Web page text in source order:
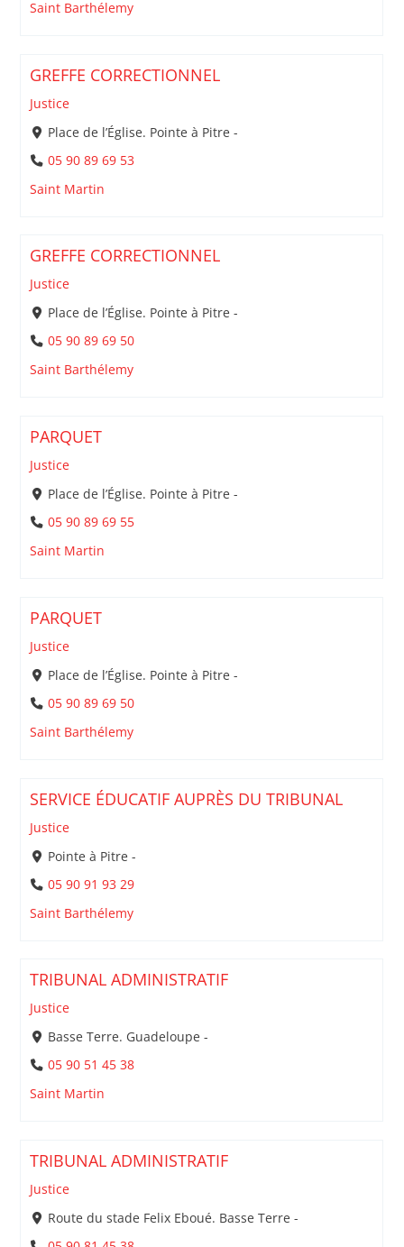
Saint Barthélemy
GREFFE CORRECTIONNEL
Justice
Place de l’Église. Pointe à Pitre -
05 90 89 69 53
Saint Martin
GREFFE CORRECTIONNEL
Justice
Place de l’Église. Pointe à Pitre -
05 90 89 69 50
Saint Barthélemy
PARQUET
Justice
Place de l’Église. Pointe à Pitre -
05 90 89 69 55
Saint Martin
PARQUET
Justice
Place de l’Église. Pointe à Pitre -
05 90 89 69 50
Saint Barthélemy
SERVICE ÉDUCATIF AUPRÈS DU TRIBUNAL
Justice
Pointe à Pitre -
05 90 91 93 29
Saint Barthélemy
TRIBUNAL ADMINISTRATIF
Justice
Basse Terre. Guadeloupe -
05 90 51 45 38
Saint Martin
TRIBUNAL ADMINISTRATIF
Justice
Route du stade Felix Eboué. Basse Terre -